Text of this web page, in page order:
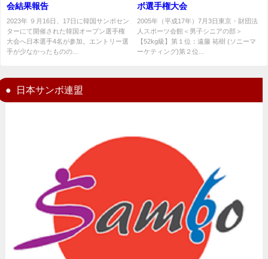
会結果報告
2023年 ９月16日、17日に韓国サンボセン
ターにて開催された韓国オープン選手権
大会へ日本選手4名が参加。エントリー選
手が少なかったものの...
ボ選手権大会
2005年（平成17年）7月3日東京・財団法
人スポーツ会館＜男子シニアの部＞
【52kg級】第１位：遠藤 祐樹 (ソニーマ
ーケティング)第２位...
日本サンボ連盟